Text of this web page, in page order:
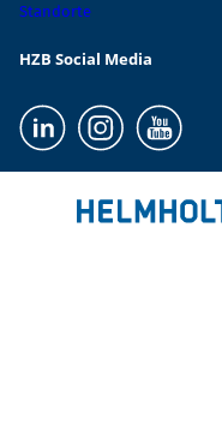
Standorte
HZB Social Media